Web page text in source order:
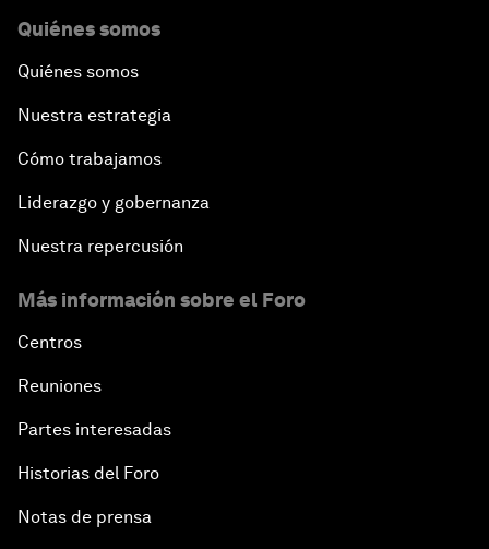
Quiénes somos
Quiénes somos
Nuestra estrategia
Cómo trabajamos
Liderazgo y gobernanza
Nuestra repercusión
Más información sobre el Foro
Centros
Reuniones
Partes interesadas
Historias del Foro
Notas de prensa